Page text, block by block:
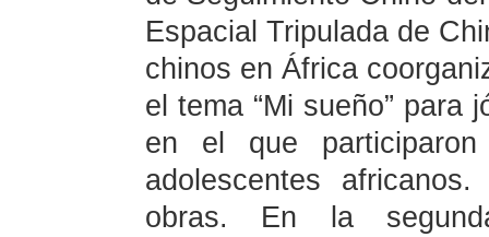
Espacial Tripulada de
chinos en África
el tema “Mi sueño” para
en el que
adolescentes
obras. En la